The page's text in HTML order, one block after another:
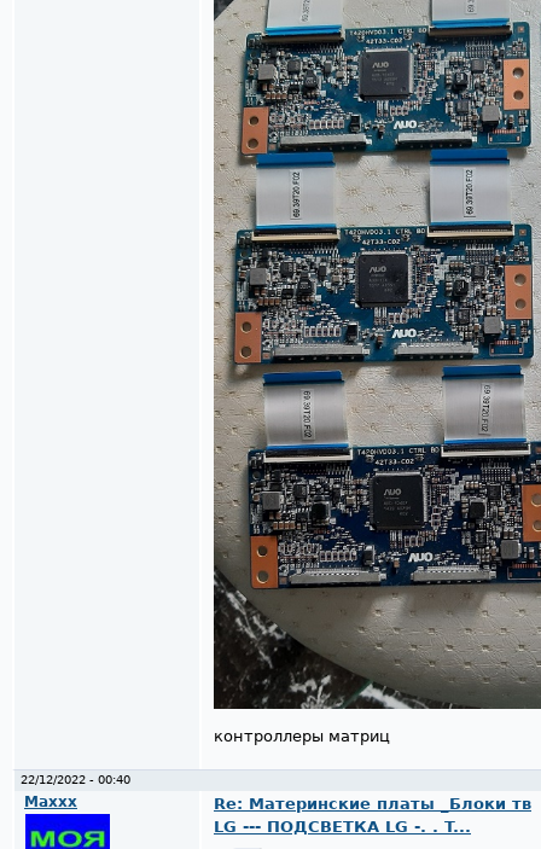
контроллеры матриц
22/12/2022 - 00:40
Maxxx
Re: Материнские платы _Блоки тв
LG --- ПОДСВЕТКА LG -. . T...